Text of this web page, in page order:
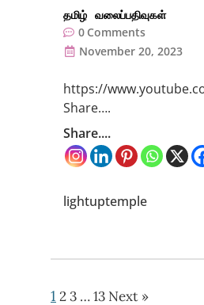
தமிழ் வலைப்பதிவுகள்
0 Comments
November 20, 2023
https://
Share….
Share....
lightuptemple
1 2 3 …13 Next »